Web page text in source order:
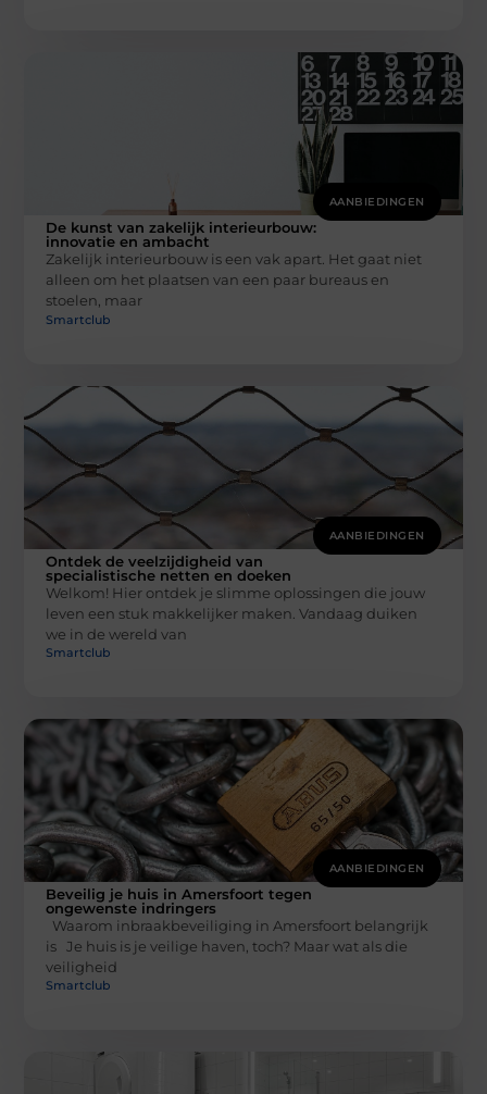
AANBIEDINGEN
De kunst van zakelijk interieurbouw:
innovatie en ambacht
Zakelijk interieurbouw is een vak apart. Het gaat niet
alleen om het plaatsen van een paar bureaus en
stoelen, maar
Smartclub
AANBIEDINGEN
Ontdek de veelzijdigheid van
specialistische netten en doeken
Welkom! Hier ontdek je slimme oplossingen die jouw
leven een stuk makkelijker maken. Vandaag duiken
we in de wereld van
Smartclub
AANBIEDINGEN
Beveilig je huis in Amersfoort tegen
ongewenste indringers
Waarom inbraakbeveiliging in Amersfoort belangrijk
is Je huis is je veilige haven, toch? Maar wat als die
veiligheid
Smartclub